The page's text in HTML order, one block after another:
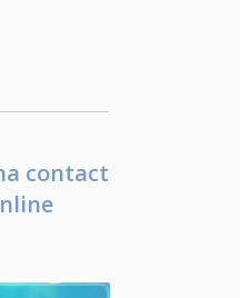
contact